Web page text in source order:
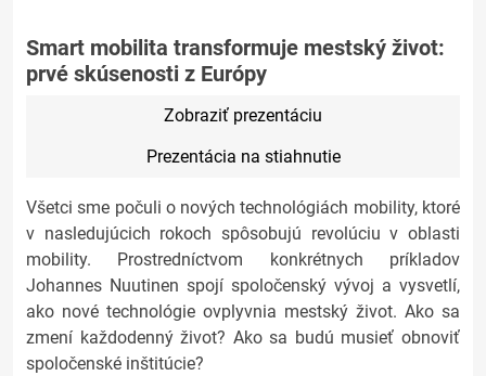
Smart mobilita transformuje mestský život:
prvé skúsenosti z Európy
Zobraziť prezentáciu
Prezentácia na stiahnutie
Všetci sme počuli o nových technológiách mobility, ktoré
v nasledujúcich rokoch spôsobujú revolúciu v oblasti
mobility. Prostredníctvom konkrétnych príkladov
Johannes Nuutinen spojí spoločenský vývoj a vysvetlí,
ako nové technológie ovplyvnia mestský život. Ako sa
zmení každodenný život? Ako sa budú musieť obnoviť
spoločenské inštitúcie?